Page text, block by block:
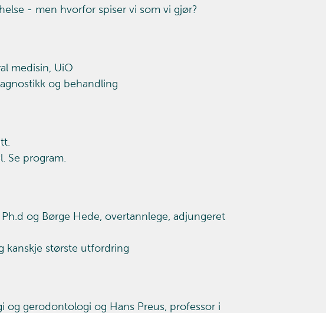
- men hvorfor spiser vi som vi gjør?
medisin, UiO
og behandling
Se program.
og Børge Hede, overtannlege, adjungeret
kanskje største utfordring
og gerodontologi og Hans Preus, professor i